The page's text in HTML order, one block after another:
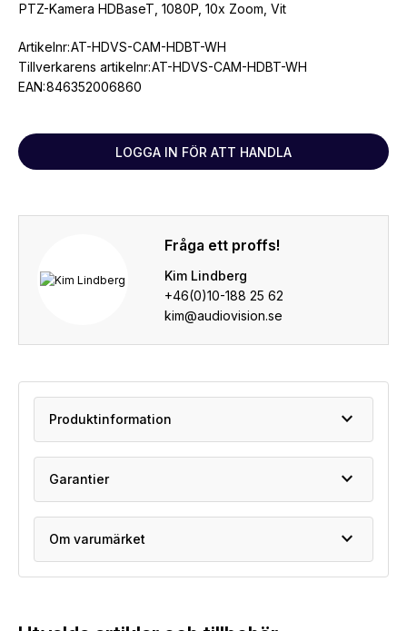
PTZ-Kamera HDBaseT, 1080P, 10x Zoom, Vit
Artikelnr:AT-HDVS-CAM-HDBT-WH
Tillverkarens artikelnr:AT-HDVS-CAM-HDBT-WH
EAN:846352006860
LOGGA IN FÖR ATT HANDLA
Fråga ett proffs!
Kim Lindberg
+46(0)10-188 25 62
kim@audiovision.se
Produktinformation expand_more
Garantier expand_more
Om varumärket expand_more